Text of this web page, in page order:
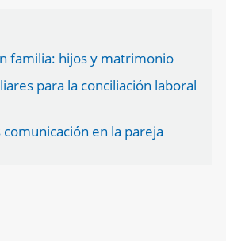
familia: hijos y matrimonio
para la conciliación laboral
en la pareja